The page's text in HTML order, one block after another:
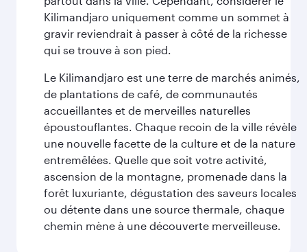
Kilimandjaro uniquement comme un sommet à
gravir reviendrait à passer à côté de la richesse
qui se trouve à son pied.
Le Kilimandjaro est une terre de marchés animés,
de plantations de café, de communautés
accueillantes et de merveilles naturelles
époustouflantes. Chaque recoin de la ville révèle
une nouvelle facette de la culture et de la nature
entremêlées. Quelle que soit votre activité,
ascension de la montagne, promenade dans la
forêt luxuriante, dégustation des saveurs locales
ou détente dans une source thermale, chaque
chemin mène à une découverte merveilleuse.